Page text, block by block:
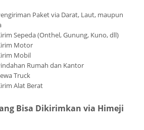
Paket via Darat, Laut, maupun
Sepeda (Onthel, Gunung, Kuno, dll)
Motor
Mobil
Rumah dan Kantor
Truck
Alat Berat
Bisa Dikirimkan via Himeji